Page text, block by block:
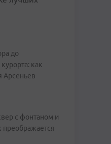
до
как
Арсеньев
с фонтаном и
преображается